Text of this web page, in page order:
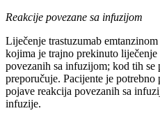
Reakcije povezane sa infuzijom
Liječenje trastuzumab
kojima je trajno prekinuto liječenje
povezanih sa infuzijom; kod tih se
preporučuje. Pacijente je
pojave reakcija povezanih sa
infuzije.